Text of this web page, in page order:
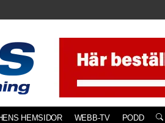
HEMSIDOR WEBB-TV PODD